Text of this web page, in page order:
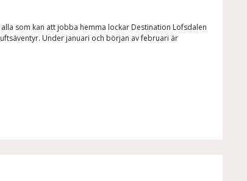
som kan att jobba hemma lockar Destination Lofsdalen
Under januari och början av februari är